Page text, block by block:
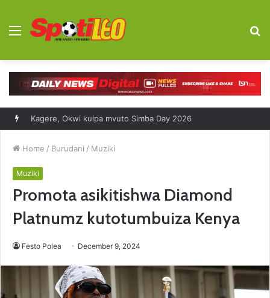
Menu
Baada ya vigogo, Kyombo atafuta ufufuo Polisi
Home / Burudani / Muziki
Muziki
Promota asikitishwa Diamond
Platnumz kutotumbuiza Kenya
Festo Polea December 9, 2024